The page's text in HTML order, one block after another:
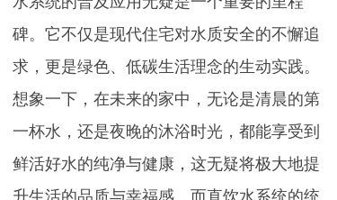
碑。它不仅是现代住宅对水质安全的不懈追
求，更是绿色、低碳生活理念的生动实践。
想象一下，在未来的家中，无论是清晨的第
一杯水，还是夜晚的沐浴时光，都能享受到
鲜活好水的纯净与健康，这无疑将极大地提
升生活的品质与幸福感。而直饮水系统的统